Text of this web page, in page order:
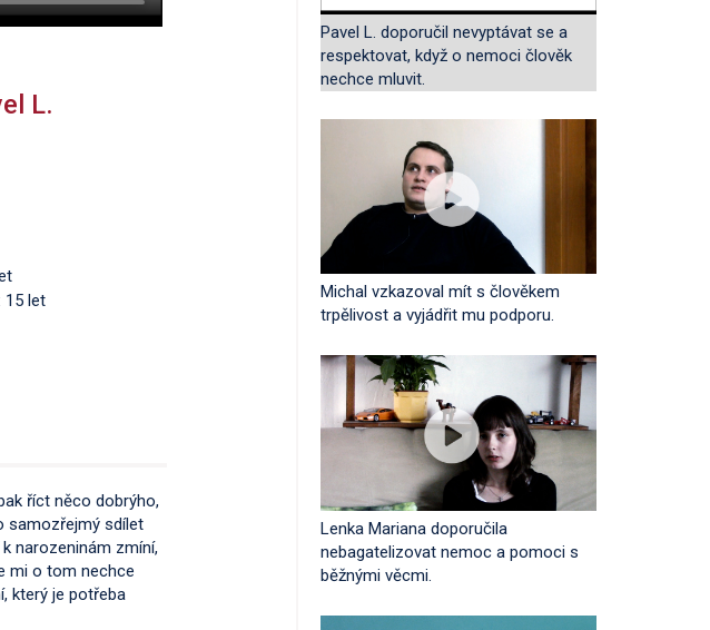
L.
15 let
říct něco dobrýho,
samozřejmý sdílet
narozeninám zmíní,
mi o tom nechce
který je potřeba
Pavel L. doporučil nevyptávat se a
respektovat, když o nemoci člověk
nechce mluvit.
Michal vzkazoval mít s člověkem
trpělivost a vyjádřit mu podporu.
Lenka Mariana doporučila
nebagatelizovat nemoc a pomoci s
běžnými věcmi.